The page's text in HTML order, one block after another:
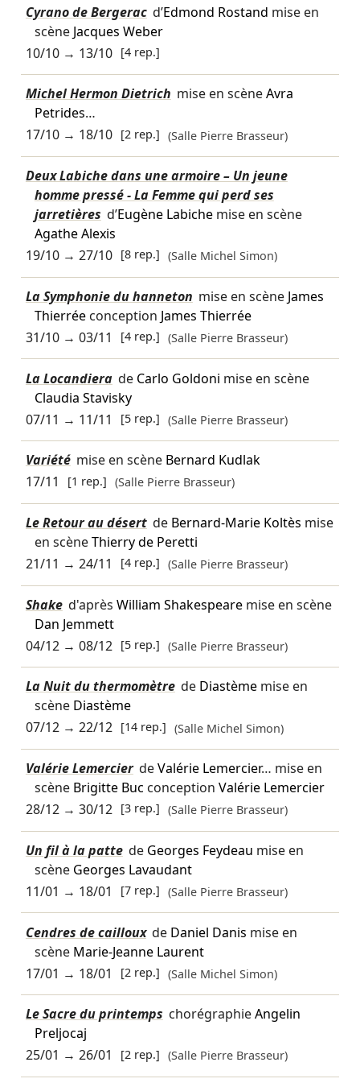
Cyrano de Bergerac d’Edmond Rostand mise en
scène Jacques Weber
10/10→ 13/10 [4 rep.]
Michel Hermon Dietrich mise en scèneAvra
Petrides…
17/10→ 18/10 [2 rep.] (Salle Pierre Brasseur)
Deux Labiche dans une armoire – Un jeune
homme pressé - La Femme qui perd ses
jarretières d’Eugène Labichemise en scène
Agathe Alexis
19/10→ 27/10 [8 rep.] (Salle Michel Simon)
La Symphonie du hanneton mise en scène James
Thierréeconception James Thierrée
31/10→ 03/11 [4 rep.] (Salle Pierre Brasseur)
La Locandiera de Carlo Goldoni mise en scène
Claudia Stavisky
07/11 → 11/11 [5 rep.] (Salle Pierre Brasseur)
Variété mise en scène Bernard Kudlak
17/11
[1 rep.] (Salle Pierre Brasseur)
Le Retour au désert de Bernard-Marie Koltès mise
en scèneThierry de Peretti
21/11 → 24/11 [4 rep.] (Salle Pierre Brasseur)
Shake d'après William Shakespearemise en scène
Dan Jemmett
04/12→ 08/12 [5 rep.] (Salle Pierre Brasseur)
La Nuit du thermomètre de Diastèmemise en
scène Diastème
07/12→ 22/12 [14 rep.] (Salle Michel Simon)
Valérie Lemercier deValérie Lemercier… mise en
scène Brigitte Buc conception Valérie Lemercier
28/12→ 30/12 [3 rep.] (Salle Pierre Brasseur)
Un fil à la patte de Georges Feydeau mise en
scène Georges Lavaudant
11/01 → 18/01 [7 rep.] (Salle Pierre Brasseur)
Cendres de cailloux de Daniel Danis mise en
scène Marie-Jeanne Laurent
17/01 → 18/01 [2 rep.] (Salle Michel Simon)
Le Sacre du printemps chorégraphieAngelin
Preljocaj
25/01 → 26/01 [2 rep.] (Salle Pierre Brasseur)